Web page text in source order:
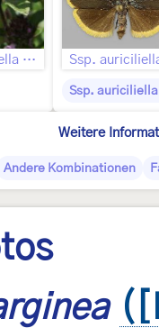
Ssp. auriciliella (Hübner, 1813) Ssp.
Ssp.
Weitere
Andere Kombinationen